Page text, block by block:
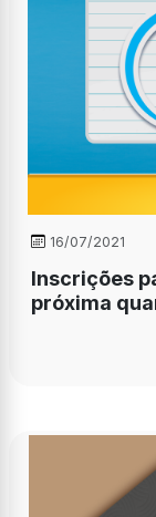
16/07/2021
Inscrições
próxima